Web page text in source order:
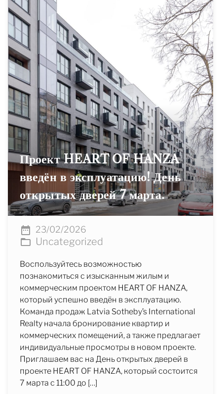
Проект HEART OF HANZA
введён в эксплуатацию! День
открытых дверей 7 марта.
23/02/2026
Uncategorized
Воспользуйтесь возможностью
познакомиться с изысканным жилым и
коммерческим проектом HEART OF HANZA,
который успешно введён в эксплуатацию.
Команда продаж Latvia Sotheby’s International
Realty начала бронирование квартир и
коммерческих помещений, а также предлагает
индивидуальные просмотры в новом проекте.
Приглашаем вас на День открытых дверей в
проекте HEART OF HANZA, который состоится
7 марта с 11:00 до […]